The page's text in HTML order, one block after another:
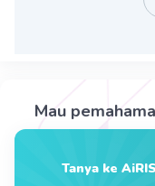
=
n = Lama
p =
Mo =
Mau
Tanya ke AiRIS